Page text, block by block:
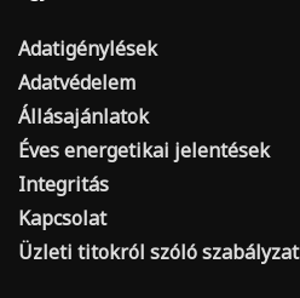
Adatigénylések
Adatvédelem
Állásajánlatok
Éves energetikai jelentések
Integritás
Kapcsolat
Üzleti titokról szóló szabályzat